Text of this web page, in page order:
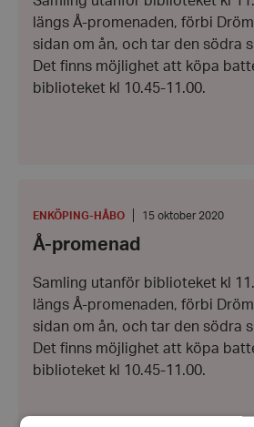
längs Å-promenaden, förbi
sidan om ån, och tar den södra
Det finns möjlighet att köpa
biblioteket kl 10.45-11.00.
PLATS:
ENKÖPING-HÅBO
Datum:
15 oktober 2020
Å-promenad
Samling utanför biblioteket kl
längs Å-promenaden, förbi
sidan om ån, och tar den södra
Det finns möjlighet att köpa
biblioteket kl 10.45-11.00.